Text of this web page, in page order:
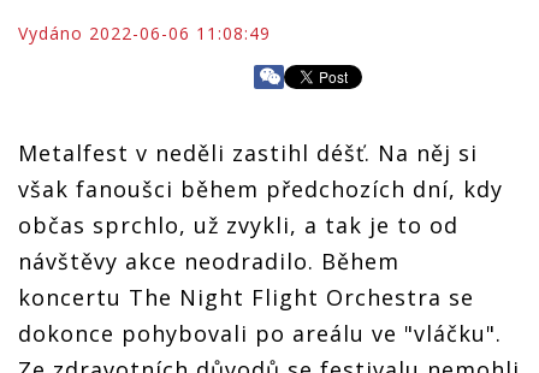
Vydáno 2022-06-06 11:08:49
Metalfest v neděli zastihl déšť. Na něj si
však fanoušci během předchozích dní, kdy
občas sprchlo, už zvykli, a tak je to od
návštěvy akce neodradilo. Během
koncertu The Night Flight Orchestra se
dokonce pohybovali po areálu ve "vláčku".